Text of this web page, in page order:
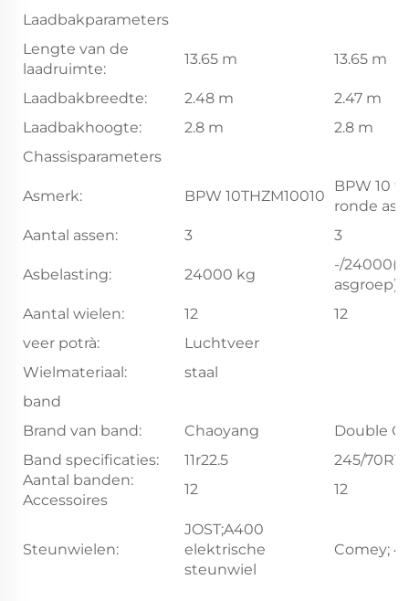
Laadbakparameters
Lengte van de
laadruimte:
13.65 m 13.65 m
Laadbakbreedte: 2.48 m
2.47 m
Laadbakhoogte:
2.8 m
2.8 m
Chassisparameters
Asmerk: BPW 10THZM10010
BPW 10
ronde as
Aantal assen:
3 3
Asbelasting: 24000 kg
-/
asgroep)
Aantal wielen:
12
12
veer potrà:
Luchtveer
Wielmateriaal:
staal
band
Brand van band:
Chaoyang
Double
Band specificaties:
Aantal banden:
Accessoires
11r22.5
245/
12
12
Steunwielen:
JOST;A400
elektrische
steunwiel
Comey;